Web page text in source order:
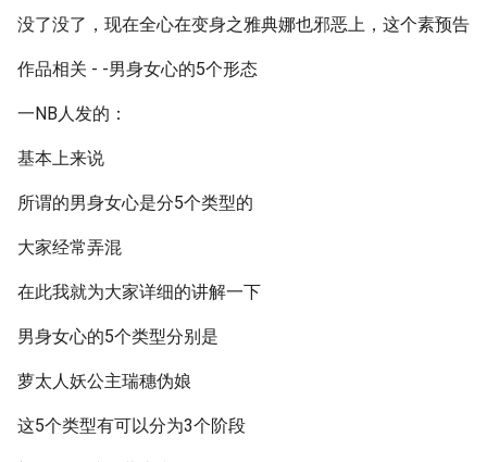
没了没了，现在全心在变身之雅典娜也邪恶上，这个素预告
作品相关 - -男身女心的5个形态
一NB人发的：
基本上来说
所谓的男身女心是分5个类型的
大家经常弄混
在此我就为大家详细的讲解一下
男身女心的5个类型分别是
萝太人妖公主瑞穗伪娘
这5个类型有可以分为3个阶段